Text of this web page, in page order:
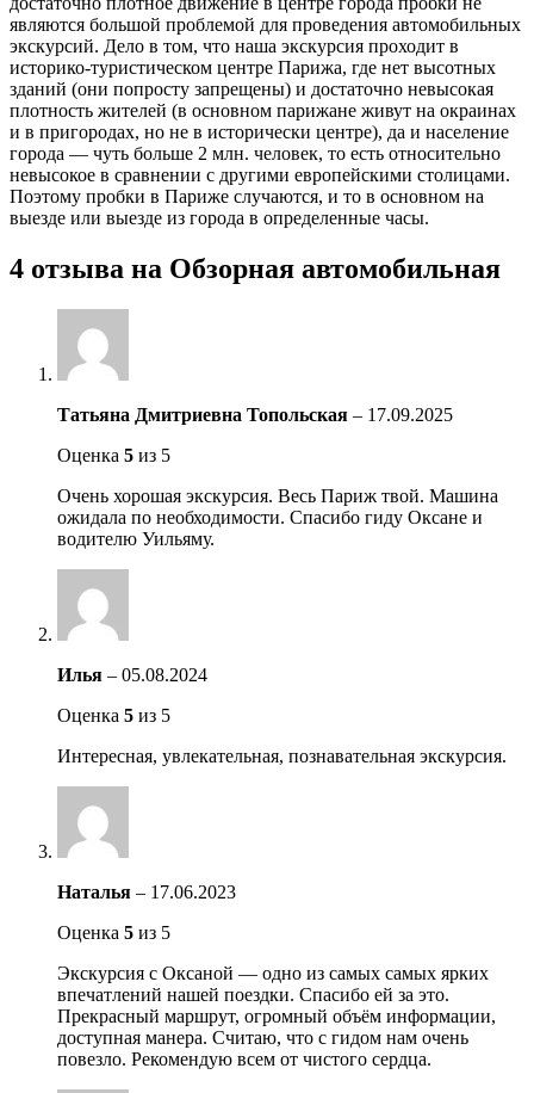
являются большой проблемой для проведения автомобильных
экскурсий. Дело в том, что наша экскурсия проходит в
историко-туристическом центре Парижа, где нет высотных
зданий (они попросту запрещены) и достаточно невысокая
плотность жителей (в основном парижане живут на окраинах
и в пригородах, но не в исторически центре), да и население
города — чуть больше 2 млн. человек, то есть относительно
невысокое в сравнении с другими европейскими столицами.
Поэтому пробки в Париже случаются, и то в основном на
выезде или выезде из города в определенные часы.
4 отзыва на Обзорная автомобильная
Татьяна Дмитриевна Топольская – 17.09.2025
Оценка 5 из 5
Очень хорошая экскурсия. Весь Париж твой. Машина
ожидала по необходимости. Спасибо гиду Оксане и
водителю Уильяму.
Илья – 05.08.2024
Оценка 5 из 5
Интересная, увлекательная, познавательная экскурсия.
Наталья – 17.06.2023
Оценка 5 из 5
Экскурсия с Оксаной — одно из самых самых ярких
впечатлений нашей поездки. Спасибо ей за это.
Прекрасный маршрут, огромный объём информации,
доступная манера. Считаю, что с гидом нам очень
повезло. Рекомендую всем от чистого сердца.